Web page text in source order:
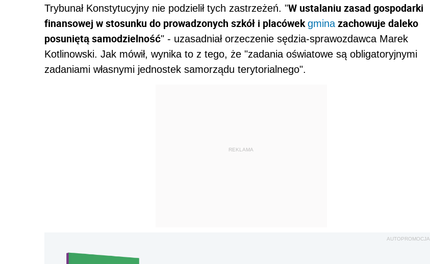
Trybunał Konstytucyjny nie podzielił tych zastrzeżeń. "W ustalaniu zasad gospodarki
finansowej w stosunku do prowadzonych szkół i placówekgminazachowuje daleko
posuniętą samodzielność" - uzasadniał orzeczenie sędzia-sprawozdawca Marek
Kotlinowski. Jak mówił, wynika to z tego, że "zadania oświatowe są obligatoryjnymi
zadaniami własnymi jednostek samorządu terytorialnego".
REKLAMA
AUTOPROMOCJA